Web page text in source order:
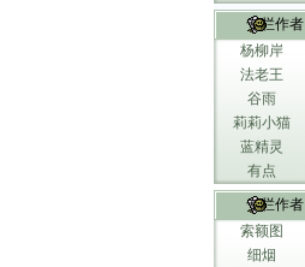
专栏作者
杨柳岸
法老王
谷雨
莉莉小猫
蓝精灵
有点
专栏作者
索额图
细烟